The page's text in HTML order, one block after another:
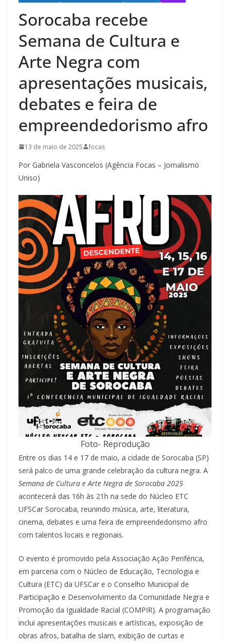
Sorocaba recebe
Semana de Cultura e
Arte Negra com
apresentações musicais,
debates e feira de
empreendedorismo afro
13 de maio de 2025 focas
Por Gabriela Vasconcelos (Agência Focas – Jornalismo
Uniso)
Foto- Reprodução
Entre os dias 14 e 17 de maio, a cidade de Sorocaba (SP)
será palco de uma grande celebração da cultura negra. A
Semana de Cultura e Arte Negra de Sorocaba 2025
acontecerá das 16h às 21h na sede do Núcleo ETC
UFSCar Sorocaba, reunindo música, arte, literatura,
cinema, debates e uma feira de empreendedorismo afro
com talentos locais e regionais.
O evento é promovido pela Associação Ação Periférica,
em parceria com o Núcleo de Educação, Tecnologia e
Cultura (ETC) da UFSCar e o Conselho Municipal de
Participação e Desenvolvimento da Comunidade Negra e
Promoção da Igualdade Racial (COMPIR). A programação
inclui apresentações musicais e artísticas, exposição de
obras afros, batalha de slam, exibição de curtas e